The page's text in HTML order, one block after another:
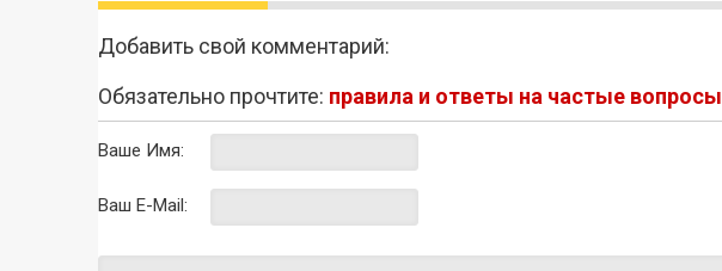
Добавить свой комментарий:
Обязательно прочтите: правила и ответы на частые вопросы
Ваше Имя:
Ваш E-Mail: